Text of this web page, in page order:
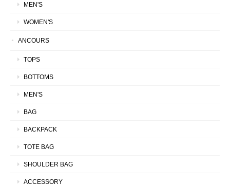
MEN'S
WOMEN'S
ANCOURS
TOPS
BOTTOMS
MEN'S
BAG
BACKPACK
TOTE BAG
SHOULDER BAG
ACCESSORY